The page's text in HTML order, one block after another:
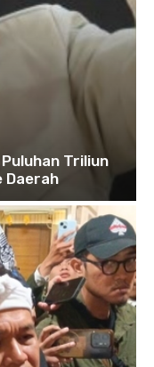
Puluhan Triliun
Daerah